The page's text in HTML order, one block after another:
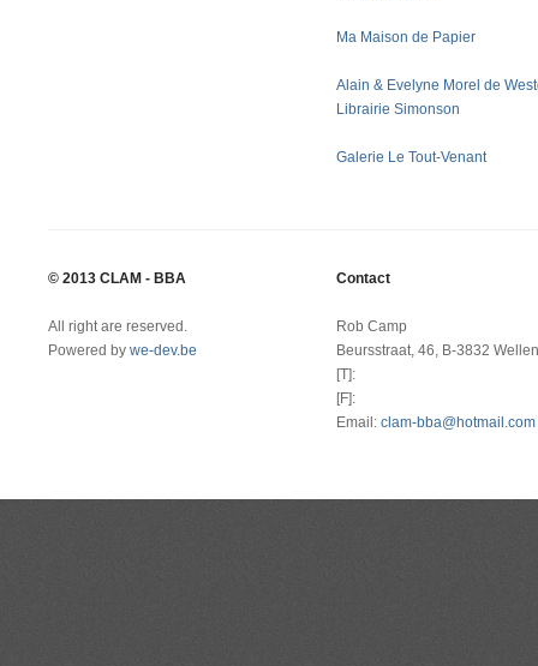
Ma Maison de Papier
Alain & Evelyne Morel de
Librairie Simonson
Galerie Le Tout-Venant
© 2013 CLAM - BBA
All right are reserved.
Powered by we-dev.be
Contact
Rob Camp
Beursstraat, 46, B-3832 Wellen
[T]:
[F]:
Email: clam-bba@hotmail.com